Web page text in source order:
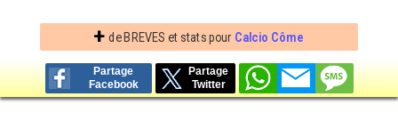
+ de BREVES et stats pour Calcio Côme
Partage
Facebook
Partage
Twitter